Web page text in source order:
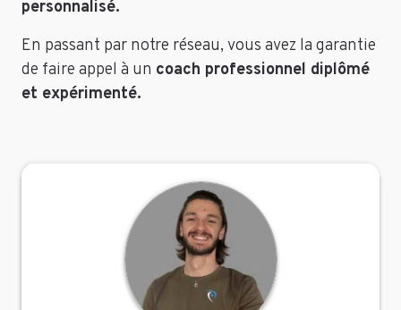
personnalisé.
En passant par notre réseau, vous avez la garantie
de faire appel à un coach professionnel diplômé
et expérimenté.